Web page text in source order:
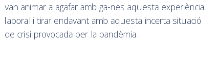
van animar a agafar amb ga-nes aquesta experiència
laboral i tirar endavant amb aquesta incerta situació
de crisi provocada per la pandèmia.